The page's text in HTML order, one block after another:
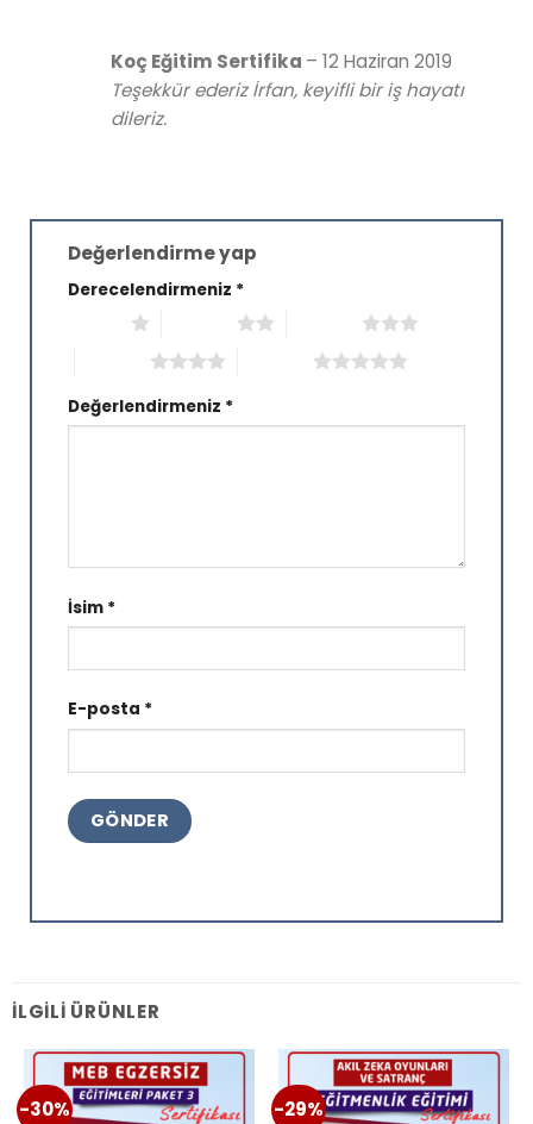
Koç Eğitim Sertifika – 12 Haziran 2019
Teşekkür ederiz İrfan, keyifli bir iş hayatı
dileriz.
Değerlendirme yap
Derecelendirmeniz *
Değerlendirmeniz *
İsim *
E-posta *
İLGILI ÜRÜNLER
-30% -29%